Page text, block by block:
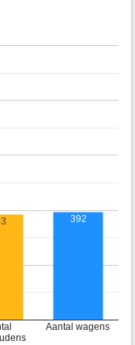
Aantal wagens
392